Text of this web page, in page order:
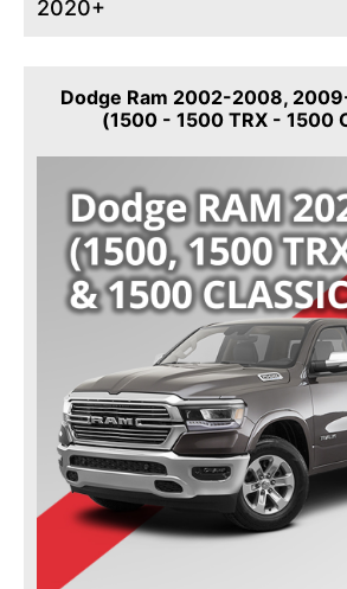
Dodge Ram 2002-2008,
(1500 - 1500 TRX - 1500